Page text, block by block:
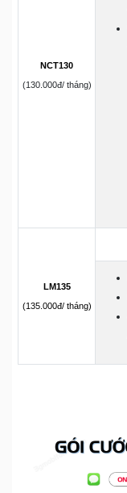
NCT130
(130.000đ/ tháng)
LM135
(135.000đ/ tháng)